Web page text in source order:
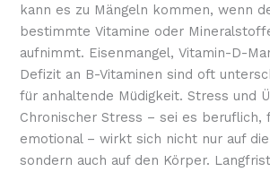
kann es zu Mängeln kommen, wenn
bestimmte Vitamine oder
aufnimmt. Eisenmangel, Vitamin-D-
Defizit an B-Vitaminen sind oft
für anhaltende Müdigkeit. Stress und
Chronischer Stress – sei es beruflich,
emotional – wirkt sich nicht nur auf die
sondern auch auf den Körper.